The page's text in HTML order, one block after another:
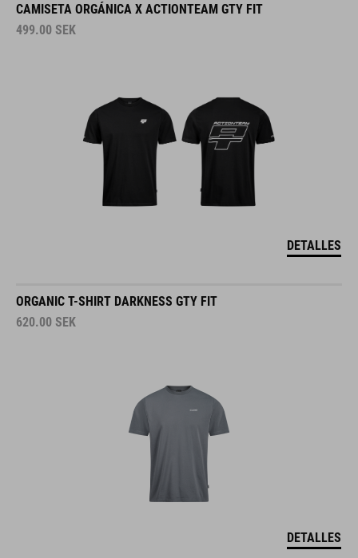
CAMISETA ORGÁNICA X ACTIONTEAM GTY FIT
499.00 SEK
DETALLES
ORGANIC T-SHIRT DARKNESS GTY FIT
620.00 SEK
DETALLES